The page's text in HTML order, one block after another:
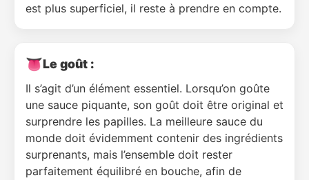
est plus superficiel, il reste à prendre en compte.
👅Le goût :
Il s’agit d’un élément essentiel. Lorsqu’on goûte
une sauce piquante, son goût doit être original et
surprendre les papilles. La meilleure sauce du
monde doit évidemment contenir des ingrédients
surprenants, mais l’ensemble doit rester
parfaitement équilibré en bouche, afin de